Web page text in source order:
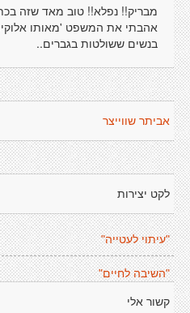
מבריק!! נפלא!! טוב מאד שזה
אהבתי את המשפט 'מאותו
בנשים ששולטות בגברים..
אביתר שווייצר
לקט יצירות
"עיתוי לעטייה"
"השיבה לחיים"
קשור אלי